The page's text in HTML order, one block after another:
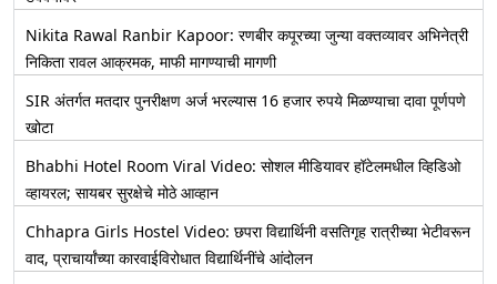
Nikita Rawal Ranbir Kapoor: रणबीर कपूरच्या जुन्या वक्तव्यावर अभिनेत्री
निकिता रावल आक्रमक, माफी मागण्याची मागणी
SIR अंतर्गत मतदार पुनरीक्षण अर्ज भरल्यास 16 हजार रुपये मिळण्याचा दावा पूर्णपणे
खोटा
Bhabhi Hotel Room Viral Video: सोशल मीडियावर हॉटेलमधील व्हिडिओ
व्हायरल; सायबर सुरक्षेचे मोठे आव्हान
Chhapra Girls Hostel Video: छपरा विद्यार्थिनी वसतिगृह रात्रीच्या भेटीवरून
वाद, प्राचार्यांच्या कारवाईविरोधात विद्यार्थिनींचे आंदोलन